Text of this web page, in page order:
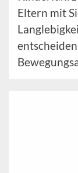
Eltern mit